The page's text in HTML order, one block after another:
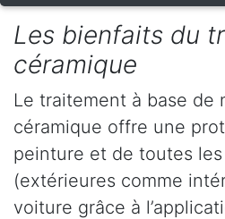
Les bienfaits du
céramique
Le traitement à base de
céramique offre une
peinture et de toutes
(extérieures comme
voiture grâce à